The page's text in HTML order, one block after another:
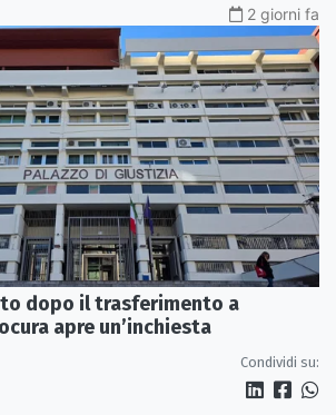
2 giorni fa
dopo il trasferimento a
apre un’inchiesta
Condividi su: